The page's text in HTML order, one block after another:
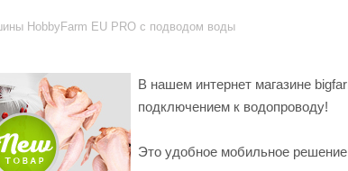
HobbyFarm EU PRO с подводом воды
В нашем интернет магазине
подключением к водопроводу!
Это удобное мобильное